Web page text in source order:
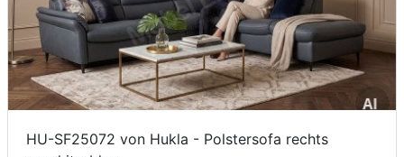
HU-SF25072 von Hukla - Polstersofa rechts